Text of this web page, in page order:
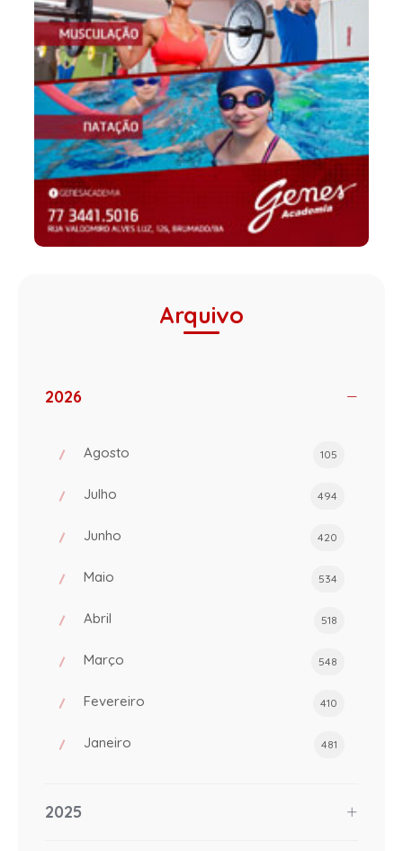
Arquivo
2026
Agosto 105
Julho 494
Junho 420
Maio 534
Abril 518
Março 548
Fevereiro 410
Janeiro 481
2025